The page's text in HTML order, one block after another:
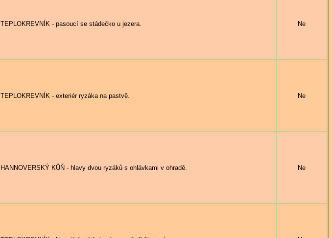
TEPLOKREVNÍK - pasoucí se stádečko u jezera. Ne
TEPLOKREVNÍK - exteriér ryzáka na pastvě. Ne
HANNOVERSKÝ KŮŇ - hlavy dvou ryzáků s ohlávkami v ohradě. Ne